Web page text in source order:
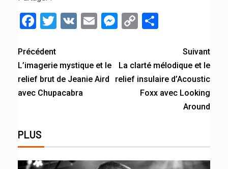
Facebook
Twitter
VK EmailMessenger
Copy
Précédent
L’imagerie mystique et le
relief brut de Jeanie Aird
avec Chupacabra
Suivant
La clarté mélodique et le
relief insulaire d’Acoustic
Foxx avec Looking
Around
PLUS